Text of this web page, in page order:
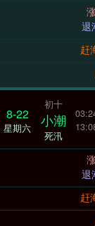
赶
8-22
星期六
初十
小潮
死汛
赶